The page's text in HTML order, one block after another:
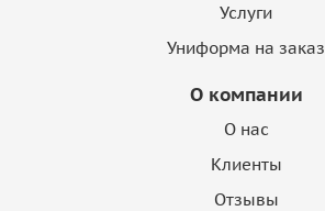
Услуги
Униформа на заказ
О компании
О нас
Клиенты
Отзывы